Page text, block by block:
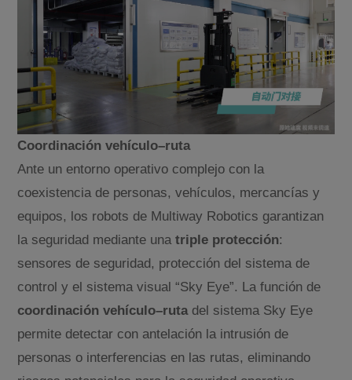
Coordinación vehículo–ruta
Ante un entorno operativo complejo con la
coexistencia de personas, vehículos, mercancías y
equipos, los robots de Multiway Robotics garantizan
la seguridad mediante unatriple protección:
sensores de seguridad, protección del sistema de
control y el sistema visual “Sky Eye”. La función de
coordinación vehículo–ruta del sistema Sky Eye
permite detectar con antelación la intrusión de
personas o interferencias en las rutas, eliminando